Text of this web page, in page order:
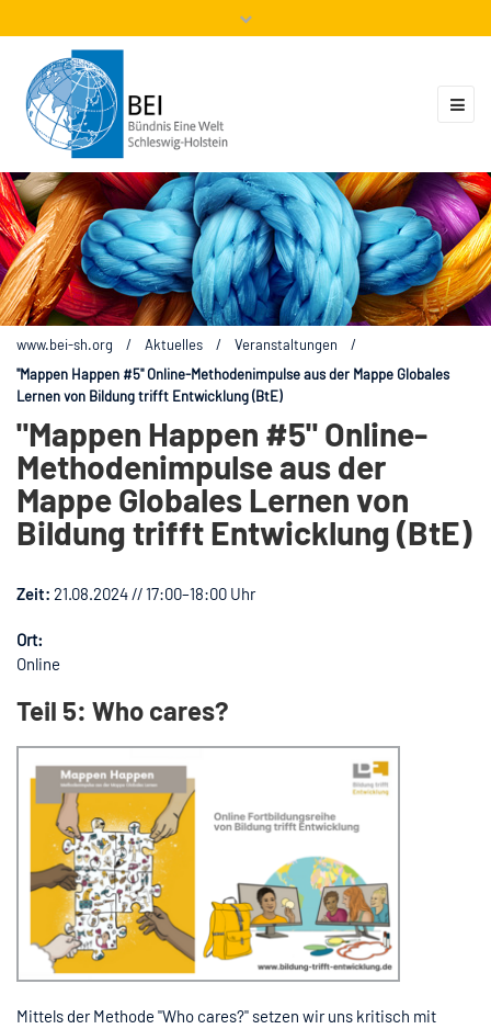
Mitglieder
www.bei-sh.org / Aktuelles / Veranstaltungen
/
"Mappen Happen #5" Online-Methodenimpulse aus der Mappe Globales
Lernen von Bildung trifft Entwicklung (BtE)
"Mappen Happen #5" Online-
Methodenimpulse aus der
Mappe Globales Lernen von
Bildung trifft Entwicklung (BtE)
Zeit: 21.08.2024 // 17:00–18:00 Uhr
Ort:
Online
Teil 5: Who cares?
Mittels der Methode "Who cares?" setzen wir uns kritisch mit